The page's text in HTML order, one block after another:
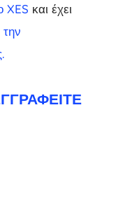
XES και έχει